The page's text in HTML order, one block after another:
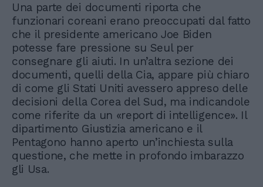
Una parte dei documenti riporta che
funzionari coreani erano preoccupati dal fatto
che il presidente americano Joe Biden
potesse fare pressione su Seul per
consegnare gli aiuti. In un’altra sezione dei
documenti, quelli della Cia, appare più chiaro
di come gli Stati Uniti avessero appreso delle
decisioni della Corea del Sud, ma indicandole
come riferite da un «report di intelligence». Il
dipartimento Giustizia americano e il
Pentagono hanno aperto un’inchiesta sulla
questione, che mette in profondo imbarazzo
gli Usa.